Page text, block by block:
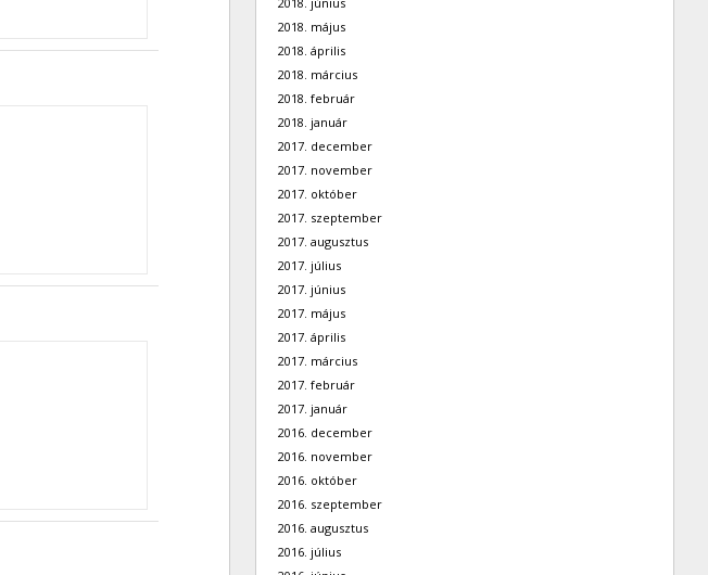
2018. május
2018. április
2018. március
2018. február
2018. január
2017. december
2017. november
2017. október
2017. szeptember
2017. augusztus
2017. július
2017. június
2017. május
2017. április
2017. március
2017. február
2017. január
2016. december
2016. november
2016. október
2016. szeptember
2016. augusztus
2016. július